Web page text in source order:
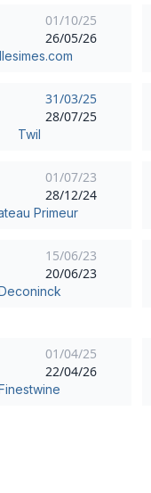
01/10/25
26/05/26
31/03/25
28/07/25
Twil
01/07/23
28/12/24
Primeur
15/06/23
20/06/23
01/04/25
22/04/26